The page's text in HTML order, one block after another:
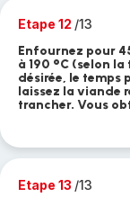
Etape 12 /13
Enfournez pour
à 190 °C (selon
désirée, le temps
laissez la viande
trancher. Vous
Etape 13 /13